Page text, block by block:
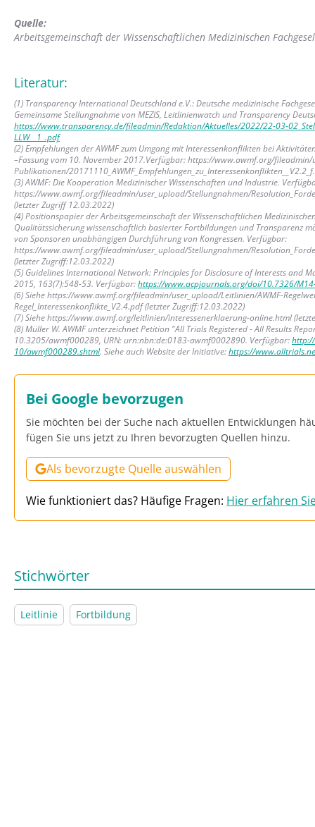
Quelle:
Arbeitsgemeinschaft der Wissenschaftlichen Medizinischen
Literatur:
(1) Transparency International Deutschland e.V.: Deutsche medizinische
Gemeinsame Stellungnahme von MEZIS, Leitlinienwatch und Transparency
https://www.transparency.de/fileadmin/Redaktion/Aktuelles/2022/22-03-
LLW__1_.pdf
(2) Empfehlungen der AWMF zum Umgang mit Interessenkonflikten bei
–Fassung vom 10. November 2017.Verfügbar: https://www.awmf.org/fileadmin/
Publikationen/
(3) AWMF: Die Kooperation Medizinischer Wissenschaften und Industrie.
https://www.awmf.org/fileadmin/user_upload/Stellungnahmen/
(letzter Zugriff 12.03.2022)
(4) Positionspapier der Arbeitsgemeinschaft der Wissenschaftlichen
Qualitätssicherung wissenschaftlich basierter Fortbildungen und Transparenz
von Sponsoren unabhängigen Durchführung von Kongressen. Verfügbar:
https://www.awmf.org/fileadmin/user_upload/Stellungnahmen/
(letzter Zugriff:12.03.2022)
(5) Guidelines International Network: Principles for Disclosure of Interests and
2015, 163(7):548-53. Verfügbar:https://www.acpjournals.org/doi/10.7326/
(6) Siehe https://www.awmf.org/fileadmin/user_upload/Leitlinien/AWMF-
Regel_Interessenkonflikte_V2.4.pdf (letzter Zugriff:12.03.2022)
(7) Siehe https://www.awmf.org/leitlinien/interessenerklaerung-online.html
(8) Müller W. AWMF unterzeichnet Petition "All Trials Registered - All Results
10.3205/awmf000289, URN: urn:nbn:de:0183-awmf0002890. Verfügbar:
10/awmf000289.shtml. Siehe auch Website der Initiative:https://
Bei Google bevorzugen
Sie möchten bei der Suche nach aktuellen Entwicklungen
fügen Sie uns jetzt zu Ihren bevorzugten Quellen hinzu.
Als bevorzugte Quelle auswählen
Wie funktioniert das? Häufige Fragen: Hier erfahren
Stichwörter
Leitlinie Fortbildung